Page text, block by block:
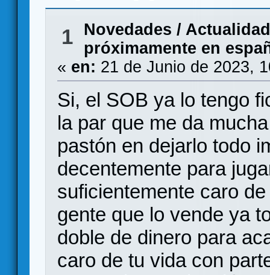
1
Novedades / Actualidad
próximamente en
« en: 21 de Junio de 2023,
Si, el SOB ya lo tengo
la par que me da
pastón en dejarlo todo
decentemente para
suficientemente caro
gente que lo vende ya
doble de dinero para
caro de tu vida con